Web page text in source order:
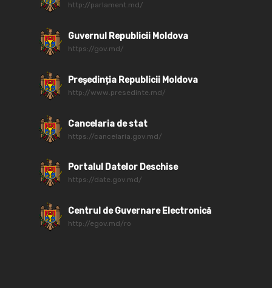
http://parlament.md/
Guvernul Republicii Moldova
https://gov.md/
Președinția Republicii Moldova
http://www.presedinte.md/
Cancelaria de stat
https://cancelaria.gov.md/
Portalul Datelor Deschise
https://date.gov.md/
Centrul de Guvernare Electronică
http://egov.md/ro